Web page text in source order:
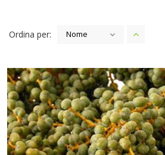
Ordina per: Nome